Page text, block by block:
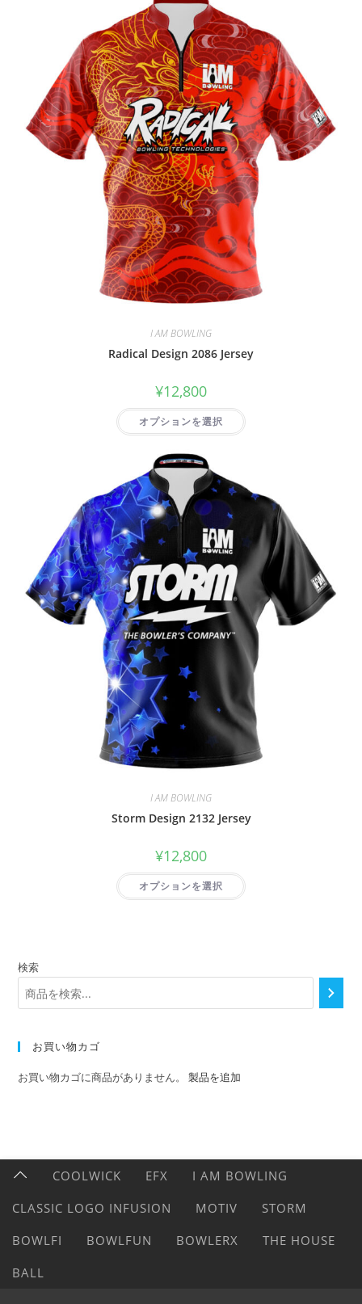
I AM BOWLING
Radical Design 2086 Jersey
¥12,800
オプションを選択
I AM BOWLING
Storm Design 2132 Jersey
¥12,800
オプションを選択
検索
お買い物カゴ
お買い物カゴに商品がありません。製品を追加
COOLWICK EFX
I AM BOWLING
CLASSIC LOGO INFUSION
MOTIV
STORM
BOWLFI
BOWLFUN BOWLERX
THE HOUSE
BALL